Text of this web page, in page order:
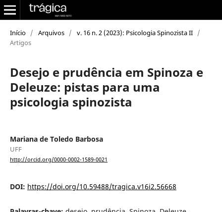
Início / Arquivos / v. 16 n. 2 (2023): Psicologia Spinozista II /
Artigos
Desejo e prudência em Spinoza e
Deleuze: pistas para uma
psicologia spinozista
Mariana de Toledo Barbosa
UFF
http://orcid.org/0000-0002-1589-0021
DOI: https://doi.org/10.59488/tragica.v16i2.56668